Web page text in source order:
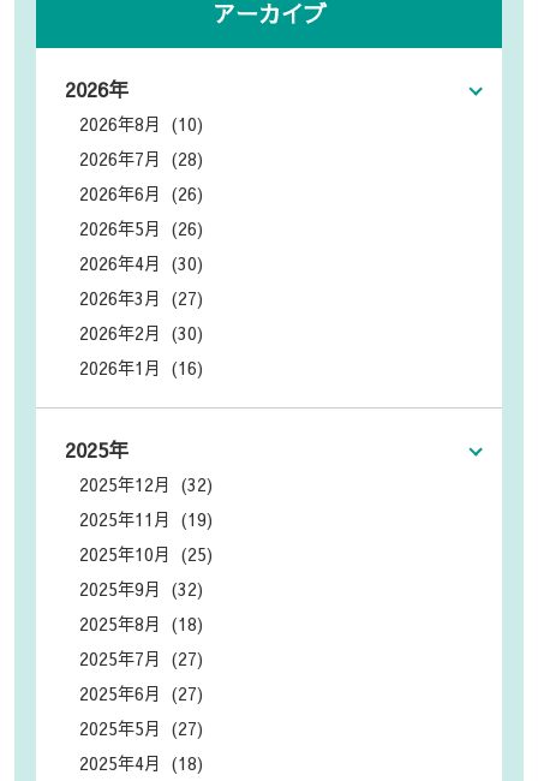
アーカイブ
2026年
2026年8月 (10)
2026年7月 (28)
2026年6月 (26)
2026年5月 (26)
2026年4月 (30)
2026年3月 (27)
2026年2月 (30)
2026年1月 (16)
2025年
2025年12月 (32)
2025年11月 (19)
2025年10月 (25)
2025年9月 (32)
2025年8月 (18)
2025年7月 (27)
2025年6月 (27)
2025年5月 (27)
2025年4月 (18)